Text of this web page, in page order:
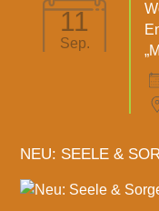
11
Sep.
NEU: SEELE &